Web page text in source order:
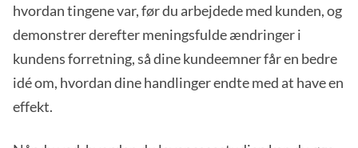
hvordan tingene var, før du arbejdede med kunden, og
demonstrer derefter meningsfulde ændringer i
kundens forretning, så dine kundeemner får en bedre
idé om, hvordan dine handlinger endte med at have en
effekt.